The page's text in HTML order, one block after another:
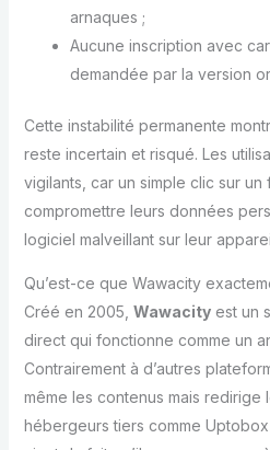
arnaques ;
Aucune inscription avec
demandée par la version
Cette instabilité permanente
reste incertain et risqué. Les
vigilants, car un simple clic sur
compromettre leurs données
logiciel malveillant sur leur
Qu’est-ce que Wawacity
Créé en 2005, Wawacityest un
direct qui fonctionne comme un
Contrairement à d’autres
même les contenus mais redirige
hébergeurs tiers comme